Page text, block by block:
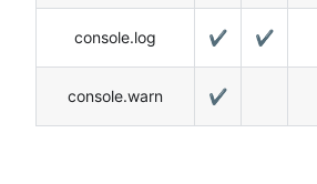
console.log ✔️ ✔️
console.warn ✔️